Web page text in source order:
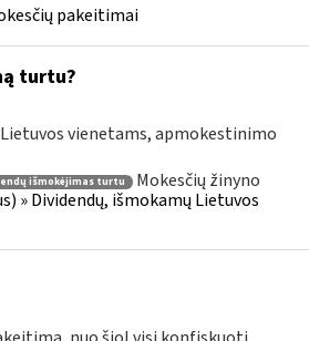
pakeitimai
turtu?
vienetams, apmokestinimo
išmokėjimas turtu
Mokesčių žinyno
» Dividendų, išmokamų Lietuvos